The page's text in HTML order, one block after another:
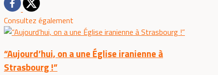
Consultez également
“Aujourd’hui, on a une Église iranienne à
Strasbourg !”